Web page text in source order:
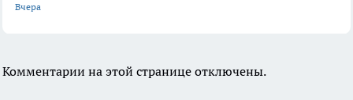
Вчера
Комментарии на этой странице отключены.